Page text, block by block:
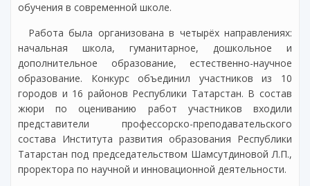
обучения в современной школе.
Работа была организована в четырёх направлениях:
начальная школа, гуманитарное, дошкольное и
дополнительное образование, естественно-научное
образование. Конкурс объединил участников из 10
городов и 16 районов Республики Татарстан. В состав
жюри по оцениванию работ участников входили
представители профессорско-преподавательского
состава Института развития образования Республики
Татарстан под председательством Шамсутдиновой Л.П.,
проректора по научной и инновационной деятельности.